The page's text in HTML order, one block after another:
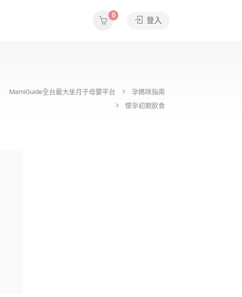
0
登入
MamiGuide全台最大坐月子母嬰平台
孕媽咪指南
懷孕初期飲食